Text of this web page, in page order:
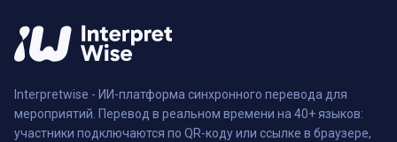
Interpretwise - ИИ-платформа синхронного перевода для
мероприятий. Перевод в реальном времени на 40+ языков:
участники подключаются по QR-коду или ссылке в браузере,